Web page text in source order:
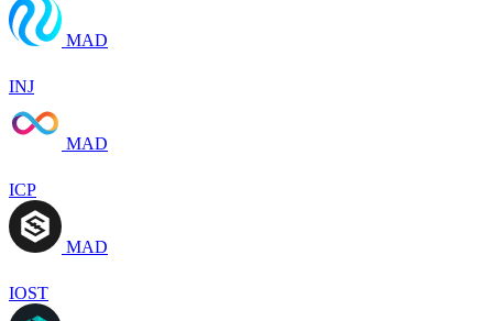
MAD
INJ
MAD
ICP
MAD
IOST